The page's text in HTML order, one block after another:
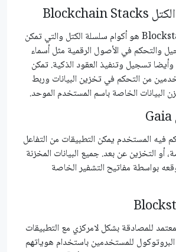
إن الأساس لشبكة Blockstack هو أكوام سلسلة الكتل والتي تمكن
والتحكم في الأصول الرقمية مثل أسماء
تسجيل وتنفيذ العقود الذكية. تمكن
من التحكم في تخزين البيانات وربط
البيانات الخاصة باسم المستخدم الموحد.
فيه المستخدم يمكن التطبيقات من التفاعل
أو التخزين عن بعد. جميع البيانات المخزنة
بواسطة مفاتيح التشفير الخاصة
للمصادقة بشكل لامركزي مع التطبيقات
للمستخدمين باستخدام هوياتهم